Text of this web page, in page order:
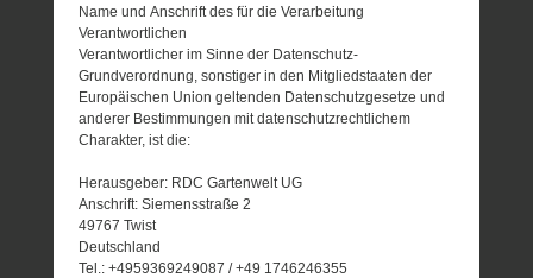
Name und Anschrift des für die Verarbeitung
Verantwortlichen
Verantwortlicher im Sinne der Datenschutz-
Grundverordnung, sonstiger in den Mitgliedstaaten der
Europäischen Union geltenden Datenschutzgesetze und
anderer Bestimmungen mit datenschutzrechtlichem
Charakter, ist die:
Herausgeber: RDC Gartenwelt UG
Anschrift: Siemensstraße 2
49767 Twist
Deutschland
Tel.: +4959369249087 / +49 1746246355